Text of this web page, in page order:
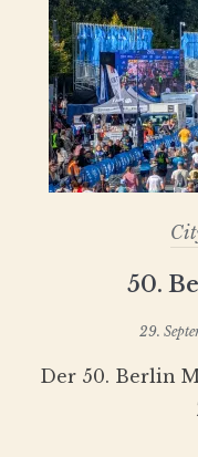
50.
29.
Der 50. Berlin